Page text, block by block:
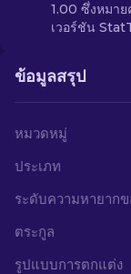
1.00 ซึ่งหมา
เวอร์ชัน
ข้อมูลสรุป
หมวดหมู่
ประเภท
ระดับความหายาก
ตระกูล
รูปแบบการตกแต่ง